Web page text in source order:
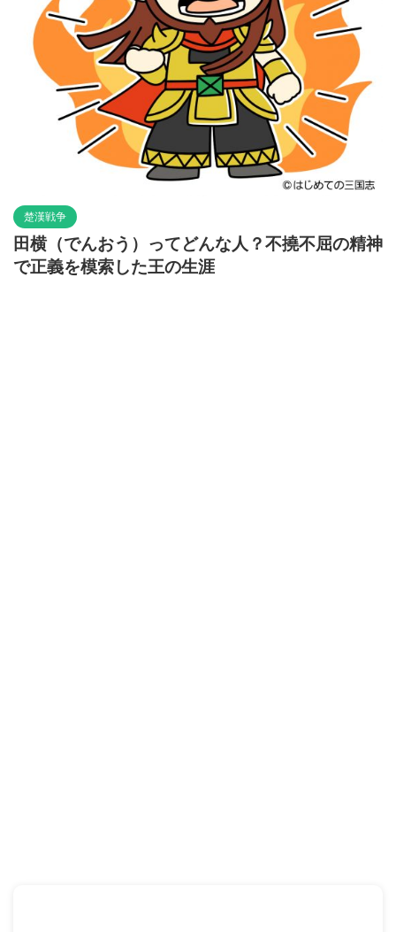
楚漢戦争
田横（でんおう）ってどんな人？不撓不屈の精神
で正義を模索した王の生涯